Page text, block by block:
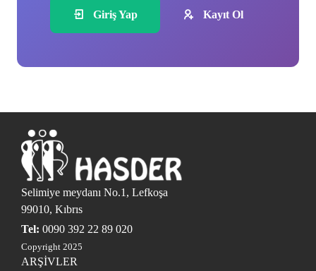
Giriş Yap Kayıt Ol
Selimiye meydanı No.1, Lefkoşa
99010, Kıbrıs
Tel: 0090 392 22 89 020
Copyright 2025
ARŞİVLER